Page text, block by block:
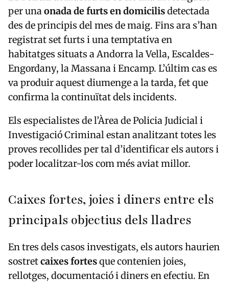
per unaonada de furts en domicilisdetectada
des de principis del mes de maig. Fins ara s’han
registrat set furts i una temptativa en
habitatges situats aAndorra la Vella, Escaldes-
Engordany, la MassanaiEncamp. L’últim cas es
va produir aquest diumenge a la tarda, fet que
confirma la continuïtat dels incidents.
Els especialistes de l’Àrea de Policia Judicial i
Investigació Criminal estan analitzant totes les
proves recollides per tal d’identificar els autors i
poder localitzar-los com més aviat millor.
Caixes fortes, joies i diners entre els
principals objectius dels lladres
En tres dels casos investigats, els autors haurien
sostretcaixes fortesque contenien joies,
rellotges, documentació i diners en efectiu. En